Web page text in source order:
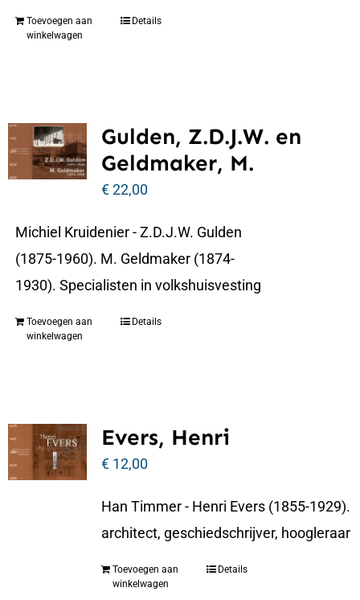
Toevoegen aan
winkelwagen
Details
Gulden, Z.D.J.W. en
Geldmaker, M.
€22,00
Michiel Kruidenier - Z.D.J.W. Gulden
(1875-1960). M. Geldmaker (1874-
1930). Specialisten in volkshuisvesting
Toevoegen aan
winkelwagen
Details
Evers, Henri
€12,00
Han Timmer - Henri Evers (1855-1929).
architect, geschiedschrijver, hoogleraar
Toevoegen aan
winkelwagen
Details